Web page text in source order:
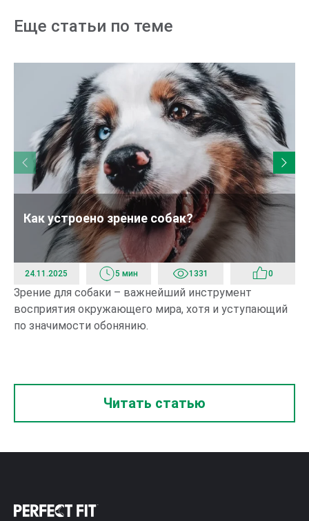
Еще статьи по теме
Как устроено зрение собак?
24.11.2025 5 мин 1331 0
Зрение для собаки – важнейший инструмент
восприятия окружающего мира, хотя и уступающий
по значимости обонянию.
Читать статью